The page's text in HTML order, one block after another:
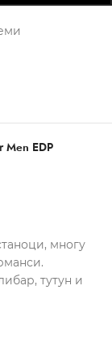
Men EDP
многу
тутун и